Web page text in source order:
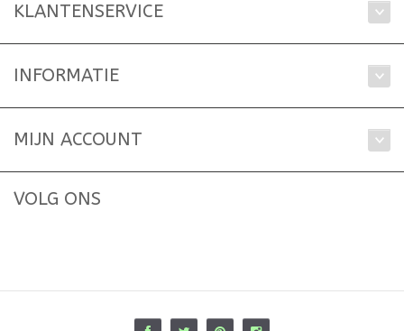
KLANTENSERVICE
INFORMATIE
MIJN ACCOUNT
VOLG ONS